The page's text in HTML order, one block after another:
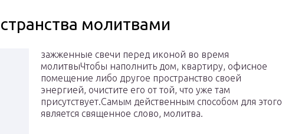
молитвами
зажженные свечи перед иконой во время
молитвыЧтобы наполнить дом, квартиру, офисное
помещение либо другое пространство своей
энергией, очистите его от той, что уже там
присутствует.Самым действенным способом для этого
является священное слово, молитва.